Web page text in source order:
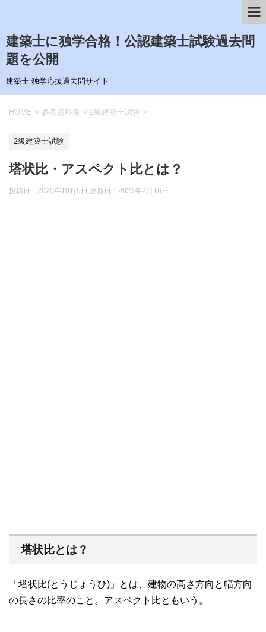
建築士に独学合格！公認建築士試験過去問
題を公開
建築士 独学応援過去問サイト
HOME > 参考資料集 > 2級建築士試験 >
2級建築士試験
塔状比・アスペクト比とは？
投稿日：2020年10月5日 更新日： 2023年2月16日
塔状比とは？
「塔状比(とうじょうひ)」とは、建物の高さ方向と幅方向
の長さの比率のこと。アスペクト比ともいう。